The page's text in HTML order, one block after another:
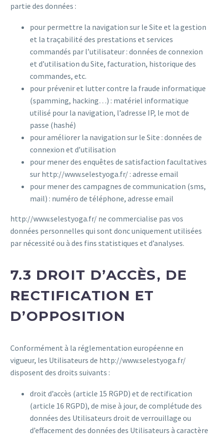
partie des données :
pour permettre la navigation sur le Site et la gestion
et la traçabilité des prestations et services
commandés par l’utilisateur : données de connexion
et d’utilisation du Site, facturation, historique des
commandes, etc.
pour prévenir et lutter contre la fraude informatique
(spamming, hacking…) : matériel informatique
utilisé pour la navigation, l’adresse IP, le mot de
passe (hashé)
pour améliorer la navigation sur le Site : données de
connexion et d’utilisation
pour mener des enquêtes de satisfaction facultatives
sur http://www.selestyoga.fr/ : adresse email
pour mener des campagnes de communication (sms,
mail) : numéro de téléphone, adresse email
http://www.selestyoga.fr/ ne commercialise pas vos
données personnelles qui sont donc uniquement utilisées
par nécessité ou à des fins statistiques et d’analyses.
7.3 DROIT D’ACCÈS, DE
RECTIFICATION ET
D’OPPOSITION
Conformément à la réglementation européenne en
vigueur, les Utilisateurs de http://www.selestyoga.fr/
disposent des droits suivants :
droit d’accès (article 15 RGPD) et de rectification
(article 16 RGPD), de mise à jour, de complétude des
données des Utilisateurs droit de verrouillage ou
d’effacement des données des Utilisateurs à caractère